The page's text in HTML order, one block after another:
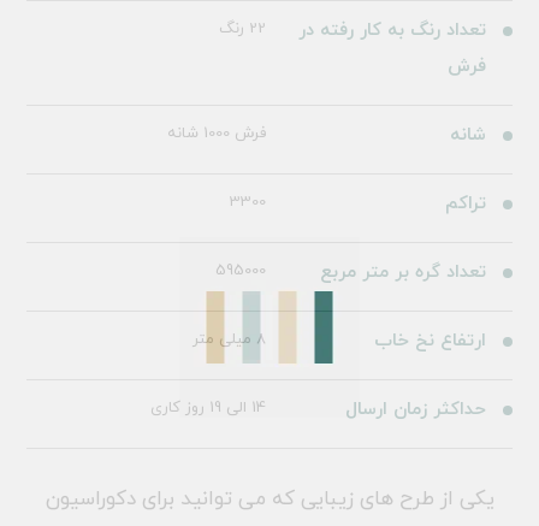
تعداد رنگ به کار رفته در
فرش
22 رنگ
شانه فرش 1000 شانه
تراکم 3300
تعداد گره بر متر مربع 595000
ارتفاع نخ خاب 8 میلی متر
حداکثر زمان ارسال 14 الی 19 روز کاری
یکی از طرح های زیبایی که می توانید برای دکوراسیون